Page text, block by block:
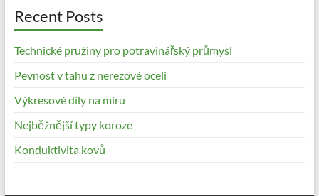
Recent Posts
Technické pružiny pro potravinářský průmysl
Pevnost v tahu z nerezové oceli
Výkresové díly na míru
Nejběžnější typy koroze
Konduktivita kovů